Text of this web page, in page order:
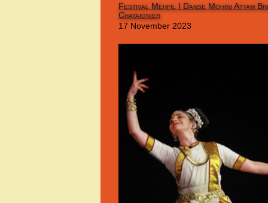
Festival Mehfil I Danse Mohini Attam
Chataignier
17 November 2023